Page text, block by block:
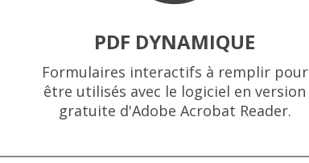
PDF DYNAMIQUE
Formulaires interactifs à remplir pour
être utilisés avec le logiciel en version
gratuite d'Adobe Acrobat Reader.